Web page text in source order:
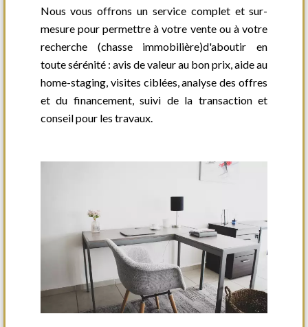
Nous vous offrons un service complet et sur-
mesure pour permettre à votre vente ou à votre
recherche (chasse immobilière)d'aboutir en
toute sérénité : avis de valeur au bon prix, aide au
home-staging, visites ciblées, analyse des offres
et du financement, suivi de la transaction et
conseil pour les travaux.